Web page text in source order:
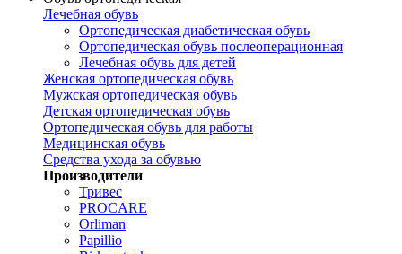
Лечебная обувь
Ортопедическая диабетическая обувь
Ортопедическая обувь послеоперационная
Лечебная обувь для детей
Женская ортопедическая обувь
Мужская ортопедическая обувь
Детская ортопедическая обувь
Ортопедическая обувь для работы
Медицинская обувь
Средства ухода за обувью
Производители
Тривес
PROCARE
Orliman
Papillio